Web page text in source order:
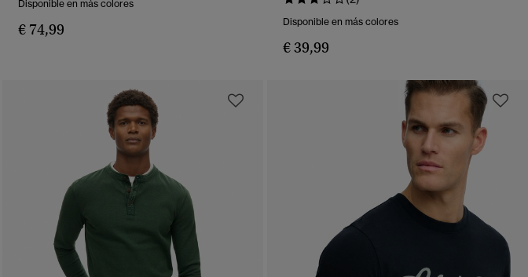
Disponible en más colores
€ 74,99 Disponible en más colores
€ 39,99